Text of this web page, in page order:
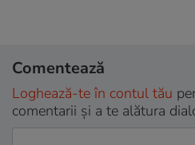
Comentează
Loghează-te în contul tău
comentarii și a te alătura